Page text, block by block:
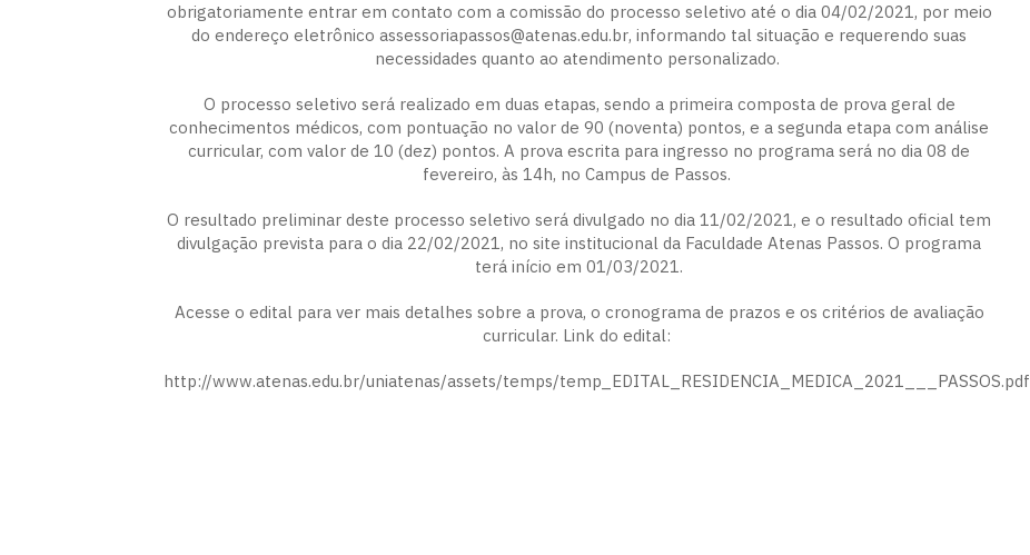
obrigatoriamente entrar em contato com a comissão do processo seletivo até o dia 04/02/2021, por meio
do endereço eletrônicoassessoriapassos@atenas.edu.br, informando tal situação e requerendo suas
necessidades quanto ao atendimento personalizado.
O processo seletivo será realizado em duas etapas, sendo a primeira composta de prova geral de
conhecimentos médicos, com pontuação no valor de 90 (noventa) pontos, e a segunda etapa com análise
curricular, com valor de 10 (dez) pontos. A prova escrita para ingresso no programa será no dia 08 de
fevereiro, às 14h, no Campus de Passos.
O resultado preliminar deste processo seletivo será divulgado no dia 11/02/2021, e o resultado oficial tem
divulgação prevista para o dia 22/02/2021, no site institucional da Faculdade Atenas Passos. O programa
terá início em 01/03/2021.
Acesse o edital para ver mais detalhes sobre a prova, o cronograma de prazos e os critérios de avaliação
curricular. Link do edital:
http://www.atenas.edu.br/uniatenas/assets/temps/temp_EDITAL_RESIDENCIA_MEDICA_2021___PASSOS.pdf